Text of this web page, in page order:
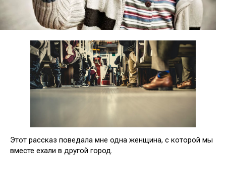
Этот рассказ поведала мне одна женщина, с которой мы
вместе ехали в другой город.